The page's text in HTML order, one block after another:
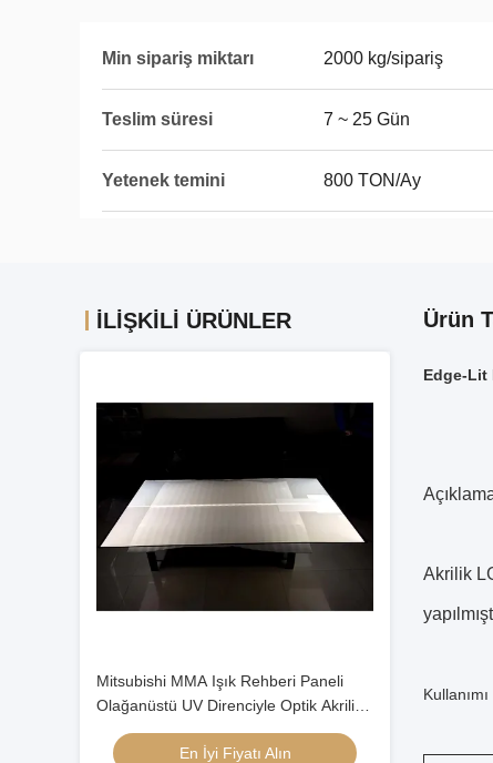
Min sipariş miktarı 2000 kg/sipariş
Teslim süresi 7 ~ 25 Gün
Yetenek temini 800 TON/Ay
İLIŞKILI ÜRÜNLER
Mitsubishi MMA Işık Rehberi Paneli
Olağanüstü UV Direnciyle Optik Akrilik
Yaprak
En İyi Fiyatı Alın
Ürün
Edge-Lit
Akrilik
Kullanımı